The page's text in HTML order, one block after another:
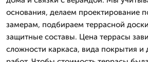
основания, делаем проектирование
замерам, подбираем террасной
защитные составы. Цена террасы
сложности каркаса, вида покрытия и